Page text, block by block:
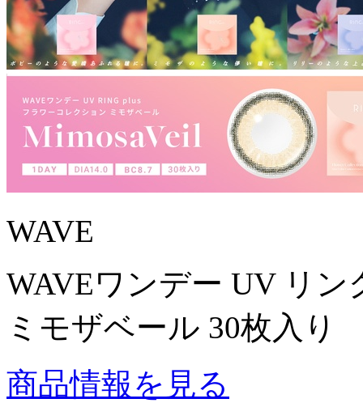
WAVE
WAVEワンデー UV リ
ミモザベール 30枚入り
商品情報を見る